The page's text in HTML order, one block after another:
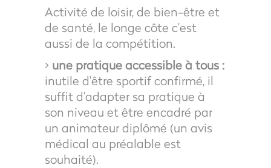
Activité de loisir, de bien-être et
de santé, le longe côte c’est
aussi de la compétition.
> une pratique accessible à tous :
inutile d’être sportif confirmé, il
suffit d’adapter sa pratique à
son niveau et être encadré par
un animateur diplômé (un avis
médical au préalable est
souhaité).